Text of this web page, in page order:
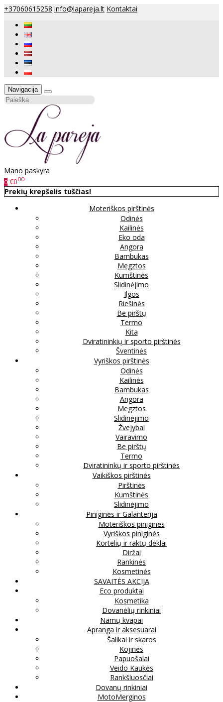
+37060615258 info@lapareja.lt Kontaktai
Navigacija
Mano paskyra
0 €000
Prekių krepšelis tuščias!
Moteriškos pirštinės
Odinės
Kailinės
Eko oda
Angora
Bambukas
Megztos
Kumštinės
Slidinėjimo
Ilgos
Riešinės
Be pirštų
Termo
Kita
Dviratininkių ir sporto pirštinės
Šventinės
Vyriškos pirštinės
Odinės
Kailinės
Bambukas
Angora
Megztos
Slidinėjimo
Žvejybai
Vairavimo
Be pirštų
Termo
Dviratininkų ir sporto pirštinės
Vaikiškos pirštinės
Pirštinės
Kumštinės
Slidinėjimo
Piniginės ir Galanterija
Moteriškos piniginės
Vyriškos piniginės
Kortelių ir raktų dėklai
Diržai
Rankinės
Kosmetinės
SAVAITĖS AKCIJA
Eco produktai
Kosmetika
Dovanėlių rinkiniai
Namų kvapai
Apranga ir aksesuarai
Šalikai ir skaros
Kojinės
Papuošalai
Veido Kaukės
Rankšluosčiai
Dovanų rinkiniai
MotoMerginos